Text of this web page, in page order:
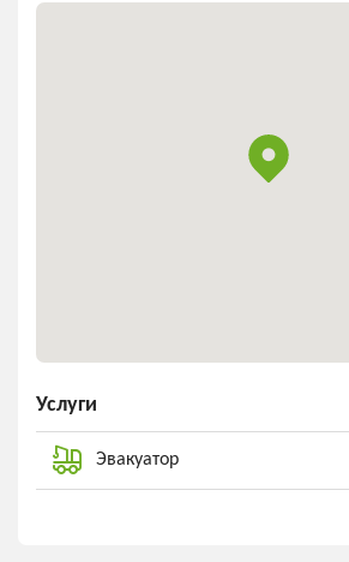
Услуги
Эвакуатор